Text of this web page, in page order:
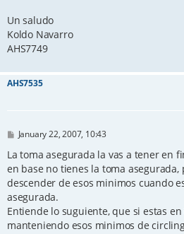
Un saludo
Koldo Navarro
AHS7749
AHS7535
P
s
January 22, 2007, 10:43
La toma asegurada la vas a tener en
en base no tienes la toma
descender de esos minimos cuando
asegurada.
Entiende lo suguiente, que si estas
manteniendo esos minimos de